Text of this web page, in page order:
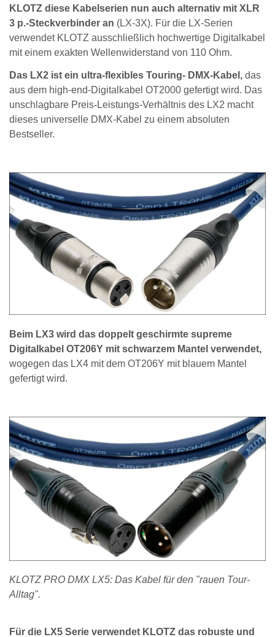
KLOTZ diese Kabelserien nun auch alternativ mit XLR
3 p.-Steckverbinder an (LX-3X). Für die LX-Serien
verwendet KLOTZ ausschließlich hochwertige Digitalkabel
mit einem exakten Wellenwiderstand von 110 Ohm.
Das LX2 ist ein ultra-flexibles Touring- DMX-Kabel, das
aus dem high-end-Digitalkabel OT2000 gefertigt wird. Das
unschlagbare Preis-Leistungs-Verhältnis des LX2 macht
dieses universelle DMX-Kabel zu einem absoluten
Bestseller.
Beim LX3 wird das doppelt geschirmte supreme
Digitalkabel OT206Y mit schwarzem Mantel verwendet,
wogegen das LX4 mit dem OT206Y mit blauem Mantel
gefertigt wird.
KLOTZ PRO DMX LX5: Das Kabel für den "rauen Tour-
Alltag".
Für die LX5 Serie verwendet KLOTZ das robuste und